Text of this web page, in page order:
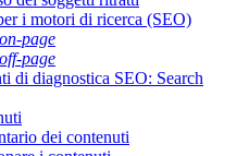
i motori di ricerca (SEO)
on-page
off-page
di diagnostica SEO: Search
dei contenuti